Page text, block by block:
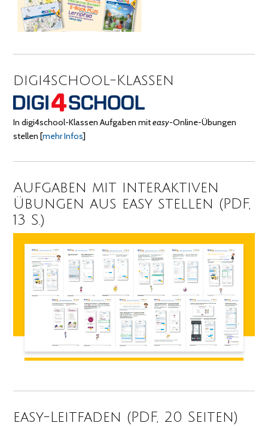
digi4school-Klassen
In digi4school-Klassen Aufgaben miteasy-Online-Übungen
stellen[mehr Infos]
Aufgaben mit interaktiven
Übungen aus easy stellen (PDF,
13 S.)
easy-Leitfaden (PDF, 20 Seiten)